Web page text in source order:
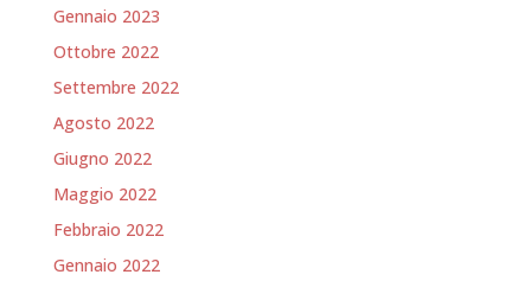
Gennaio 2023
Ottobre 2022
Settembre 2022
Agosto 2022
Giugno 2022
Maggio 2022
Febbraio 2022
Gennaio 2022